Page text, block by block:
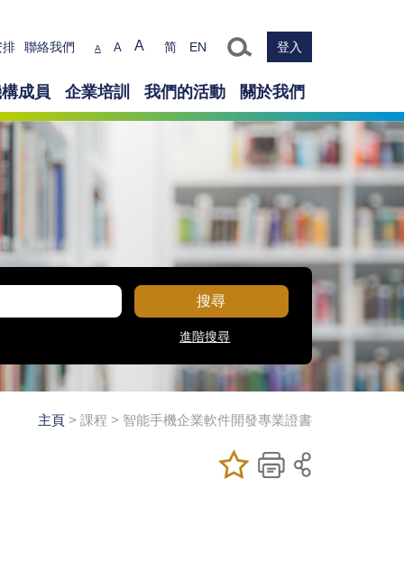
排 聯絡我們
Text size
A A A 简 EN 登入
成員 企業培訓 我們的活動 關於我們
搜尋
進階搜尋
主頁 > 課程 > 智能手機企業軟件開發專業證書
加入/移除我喜
愛的課程
儲存課程
列印